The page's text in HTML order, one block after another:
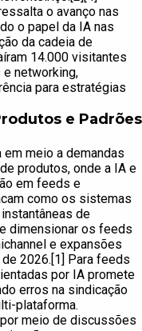
o avanço nas
o papel da IA nas
da cadeia de
14.000 visitantes
networking,
para estratégias
e Padrões
meio a demandas
produtos, onde a IA e
em feeds e
como os sistemas
de
dimensionar os feeds
e expansões
2026.[1] Para feeds
por IA promete
erros na sindicação
plataforma.
meio de discussões